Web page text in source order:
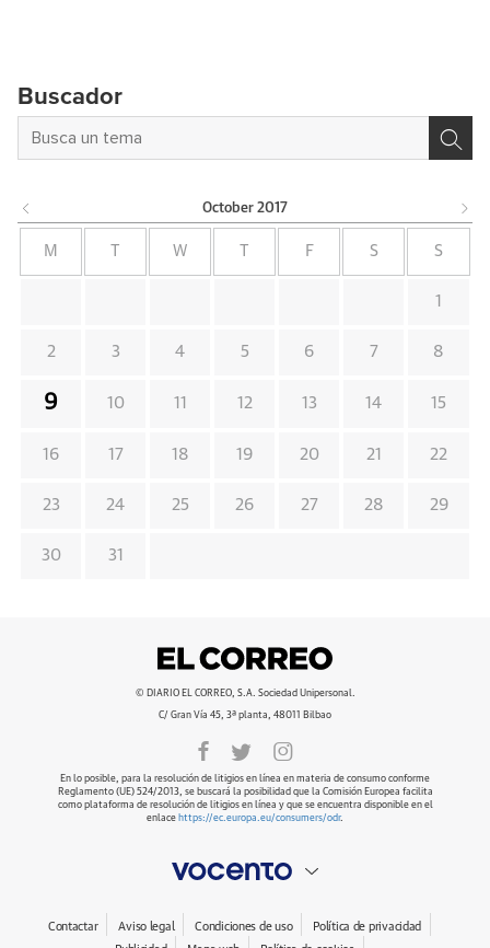
Buscador
October 2017
M W F S S
1
2 3 4 5 6 7 8
9 10 11 12 13 14 15
16 17 18 19 20 21 22
23 24 25 26 27 28 29
30 31
© DIARIO EL CORREO, S.A. Sociedad Unipersonal.
C/ Gran Vía 45, 3ª planta, 48011 Bilbao
En lo posible, para la resolución de litigios en línea en materia de consumo conforme
Reglamento (UE) 524/2013, se buscará la posibilidad que la Comisión Europea facilita
como plataforma de resolución de litigios en línea y que se encuentra disponible en el
enlace https://ec.europa.eu/consumers/odr.
Contactar Aviso legal Condiciones de uso
Política de privacidad